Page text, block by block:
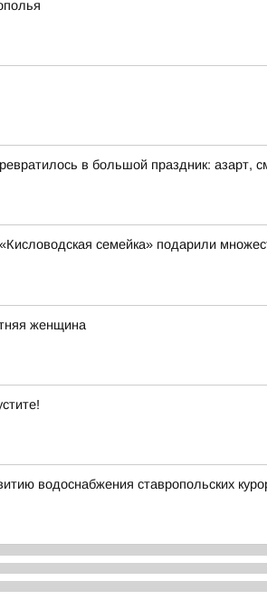
в большой праздник: азарт,
семейка» подарили
женщина
водоснабжения ставропольских